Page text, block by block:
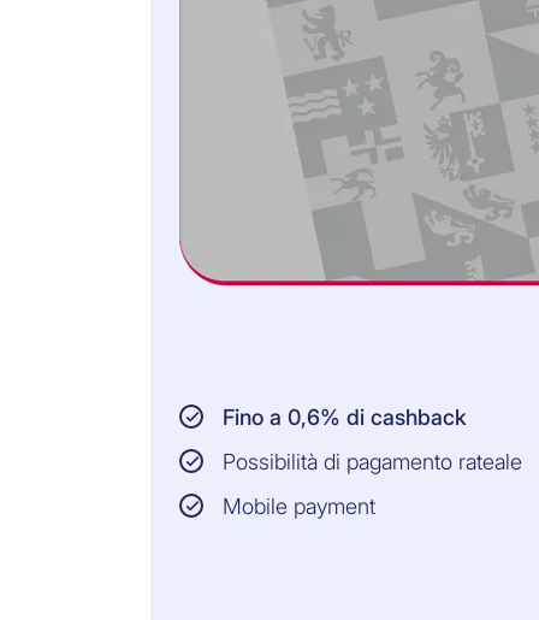
Fino a 0,6% di cashback
Possibilità di pagamento rateale
Mobile payment